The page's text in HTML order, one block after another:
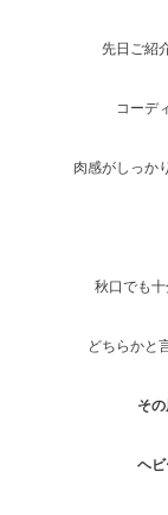
先日ご紹
コーデ
肉感がしっか
秋口でも十
どちらかと
そ
ヘビ